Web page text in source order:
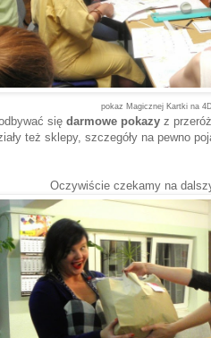
pokaz Magicznej Kartki na
się darmowe pokazyz
też sklepy, szczegóły na pewno
Oczywiście czekamy na